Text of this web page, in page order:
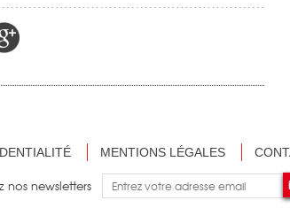
MENTIONS LÉGALES
nos newsletters